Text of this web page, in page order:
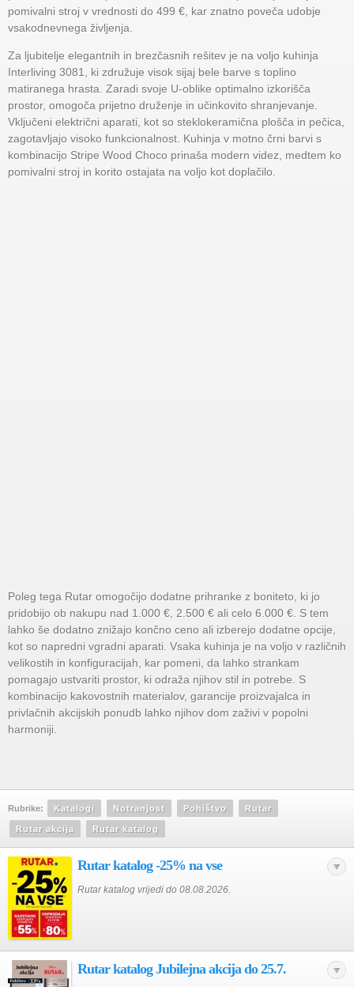
pomivalni stroj v vrednosti do 499 €, kar znatno poveča udobje
vsakodnevnega življenja.
Za ljubitelje elegantnih in brezčasnih rešitev je na voljo kuhinja
Interliving 3081, ki združuje visok sijaj bele barve s toplino
matiranega hrasta. Zaradi svoje U-oblike optimalno izkorišča
prostor, omogoča prijetno druženje in učinkovito shranjevanje.
Vključeni električni aparati, kot so steklokeramična plošča in pečica,
zagotavljajo visoko funkcionalnost. Kuhinja v motno črni barvi s
kombinacijo Stripe Wood Choco prinaša modern videz, medtem ko
pomivalni stroj in korito ostajata na voljo kot doplačilo.
Poleg tega Rutar omogočijo dodatne prihranke z boniteto, ki jo
pridobijo ob nakupu nad 1.000 €, 2.500 € ali celo 6.000 €. S tem
lahko še dodatno znižajo končno ceno ali izberejo dodatne opcije,
kot so napredni vgradni aparati. Vsaka kuhinja je na voljo v različnih
velikostih in konfiguracijah, kar pomeni, da lahko strankam
pomagajo ustvariti prostor, ki odraža njihov stil in potrebe. S
kombinacijo kakovostnih materialov, garancije proizvajalca in
privlačnih akcijskih ponudb lahko njihov dom zaživi v popolni
harmoniji.
Rubrike: Katalogi Notranjost Pohištvo Rutar
Rutar akcija Rutar katalog
Rutar katalog -25% na vse
Rutar katalog vrijedi do 08.08.2026.
Rutar katalog Jubilejna akcija do 25.7.